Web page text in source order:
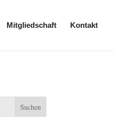
Mitgliedschaft Kontakt